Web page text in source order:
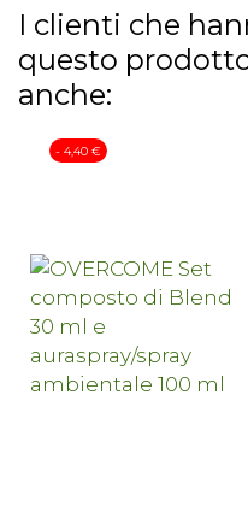
I clienti che
questo
anche:
- 4,40 €